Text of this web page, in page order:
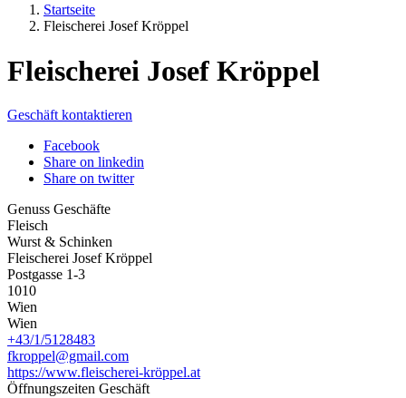
Startseite
Fleischerei Josef Kröppel
Fleischerei Josef Kröppel
Geschäft kontaktieren
Facebook
Share on linkedin
Share on twitter
Genuss Geschäfte
Fleisch
Wurst & Schinken
Fleischerei Josef Kröppel
Postgasse 1-3
1010
Wien
Wien
+43/1/5128483
fkroppel@gmail.com
https://www.fleischerei-kröppel.at
Öffnungszeiten Geschäft